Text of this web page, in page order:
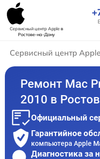
Сервисный центр Appleв
Ростове-на-Дону
Сервисный центр Apple
Ремонт Mac
2010 в
Официальный
Гарантийное
компьютера Apple
Диагностика за